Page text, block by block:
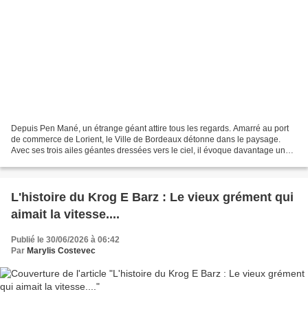
Depuis Pen Mané, un étrange géant attire tous les regards. Amarré au port
de commerce de Lorient, le Ville de Bordeaux détonne dans le paysage.
Avec ses trois ailes géantes dressées vers le ciel, il évoque davantage un
L'histoire du Krog E Barz : Le vieux grément qui
aimait la vitesse....
Publié le 30/06/2026 à 06:42
Par Marylis Costevec